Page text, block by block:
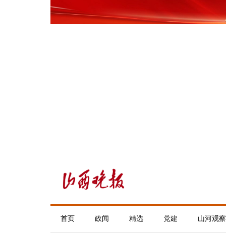
首页 政闻 精选 党建 山河观察